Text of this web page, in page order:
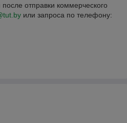
отправки коммерческого
или запроса по телефону: